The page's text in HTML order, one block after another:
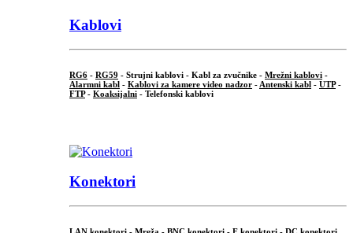
Kablovi
RG6 - RG59 - Strujni kablovi - Kabl za zvučnike - Mrežni kablovi -
Alarmni kabl - Kablovi za kamere video nadzor - Antenski kabl - UTP-
FTP- Koaksijalni - Telefonski kablovi
Konektori